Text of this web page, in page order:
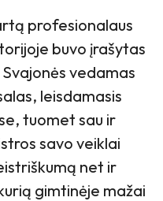
profesionalaus
buvo įrašytas
vedamas
leisdamasis
tuomet sau ir
savo veiklai
net ir
gimtinėje mažai